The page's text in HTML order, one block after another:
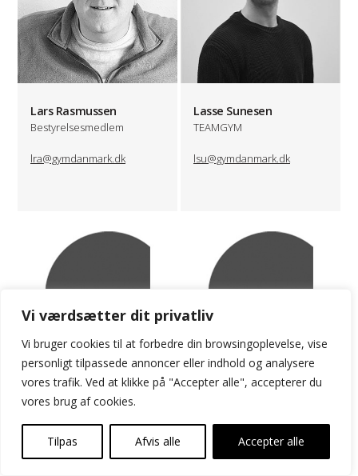
Vi værdsætter dit privatliv
Vi bruger cookies til at forbedre din browsingoplevelse, vise
personligt tilpassede annoncer eller indhold og analysere
vores trafik. Ved at klikke på "Accepter alle", accepterer du
vores brug af cookies.
Tilpas Afvis alle Accepter alle
Lars Rasmussen
Bestyrelsesmedlem
lra@gymdanmark.dk
Lasse Sunesen
TEAMGYM
lsu@gymdanmark.dk
Laura Sif Wichmann
2311 8861
sport@gymdanmark.dk